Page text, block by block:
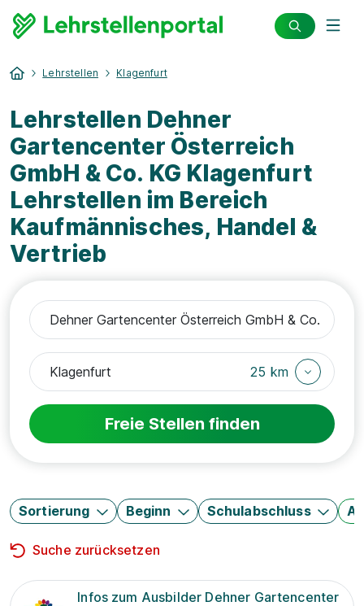
Lehrstellen Klagenfurt
Lehrstellen Dehner
Gartencenter Österreich
GmbH & Co. KG Klagenfurt
Lehrstellen im Bereich
Kaufmännisches, Handel &
Vertrieb
25 km
Freie Stellen finden
Sortierung Beginn Schulabschluss
Suche zurücksetzen
Infos zum Ausbilder Dehner Gartencenter